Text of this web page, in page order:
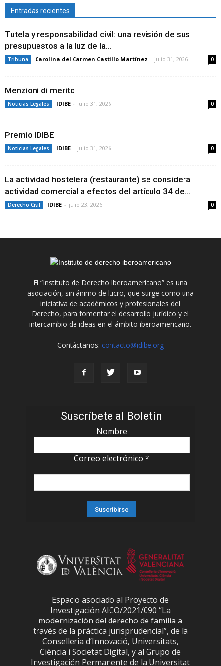
Entradas recientes
Tutela y responsabilidad civil: una revisión de sus
presupuestos a la luz de la...
Tribuna Carolina del Carmen Castillo Martínez - julio 31, 2026 0
Menzioni di merito
Noticias Legales IDIBE - julio 31, 2026 0
Premio IDIBE
Noticias Legales IDIBE - julio 31, 2026 0
La actividad hostelera (restaurante) se considera
actividad comercial a efectos del artículo 34 de...
Derecho Civil IDIBE - julio 23, 2026 0
El “Instituto de Derecho Iberoamericano” es una
asociación, sin ánimo de lucro, que surge como una
iniciativa de académicos y profesionales del
Derecho, para fomentar el desarrollo jurídico y el
intercambio de ideas en el ámbito iberoamericano.
Contáctanos: contacto@idibe.org
Suscríbete al Boletín
Nombre
Correo electrónico *
Espacio asociado al Proyecto de
Investigación AICO/2021/090 “La
modernización del derecho de familia a
través de la práctica jurisprudencial”, de la
Conselleria d’Innovació, Universitats,
Ciència i Societat Digital, y al Grupo de
Investigación Permanente de la Universitat